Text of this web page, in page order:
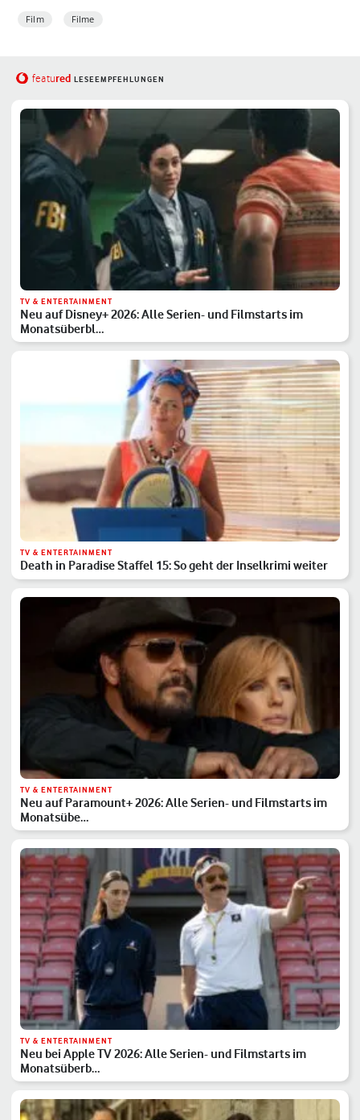
Film Filme
featured LESEEMPFEHLUNGEN
TV & ENTERTAINMENT
Neu auf Disney+ 2026: Alle Serien- und Filmstarts im
Monatsüberbl…
TV & ENTERTAINMENT
Death in Paradise Staffel 15: So geht der Inselkrimi weiter
TV & ENTERTAINMENT
Neu auf Paramount+ 2026: Alle Serien- und Filmstarts im
Monatsübe…
TV & ENTERTAINMENT
Neu bei Apple TV 2026: Alle Serien- und Filmstarts im
Monatsüberb…